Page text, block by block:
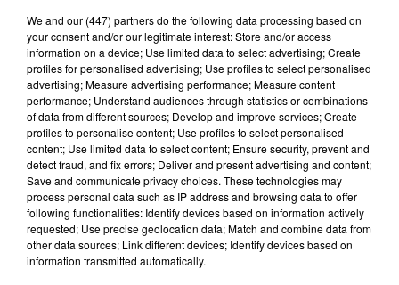
Trois nocturnes en août au Refuge La
Tanière
Les visiteurs peuvent en profiter jusqu'à 22h00 les
samedi 8, 15 et 29 août.
A LA UNE Voir plus
We and our (447) partnersdo the following data processing based on
your consent and/or our legitimate interest: Store and/or access
information on a device; Use limited data to select advertising; Create
profiles for personalised advertising; Use profiles to select personalised
advertising; Measure advertising performance; Measure content
performance; Understand audiences through statistics or combinations
of data from different sources; Develop and improve services; Create
profiles to personalise content; Use profiles to select personalised
content; Use limited data to select content; Ensure security, prevent and
detect fraud, and fix errors; Deliver and present advertising and content;
Save and communicate privacy choices. These technologies may
process personal data such as IP address and browsing data to offer
following functionalities: Identify devices based on information actively
requested; Use precise geolocation data; Match and combine data from
other data sources; Link different devices; Identify devices based on
information transmitted automatically.